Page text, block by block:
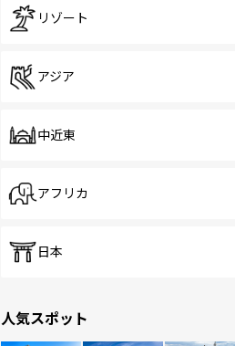
リゾート
アジア
中近東
アフリカ
日本
人気スポット